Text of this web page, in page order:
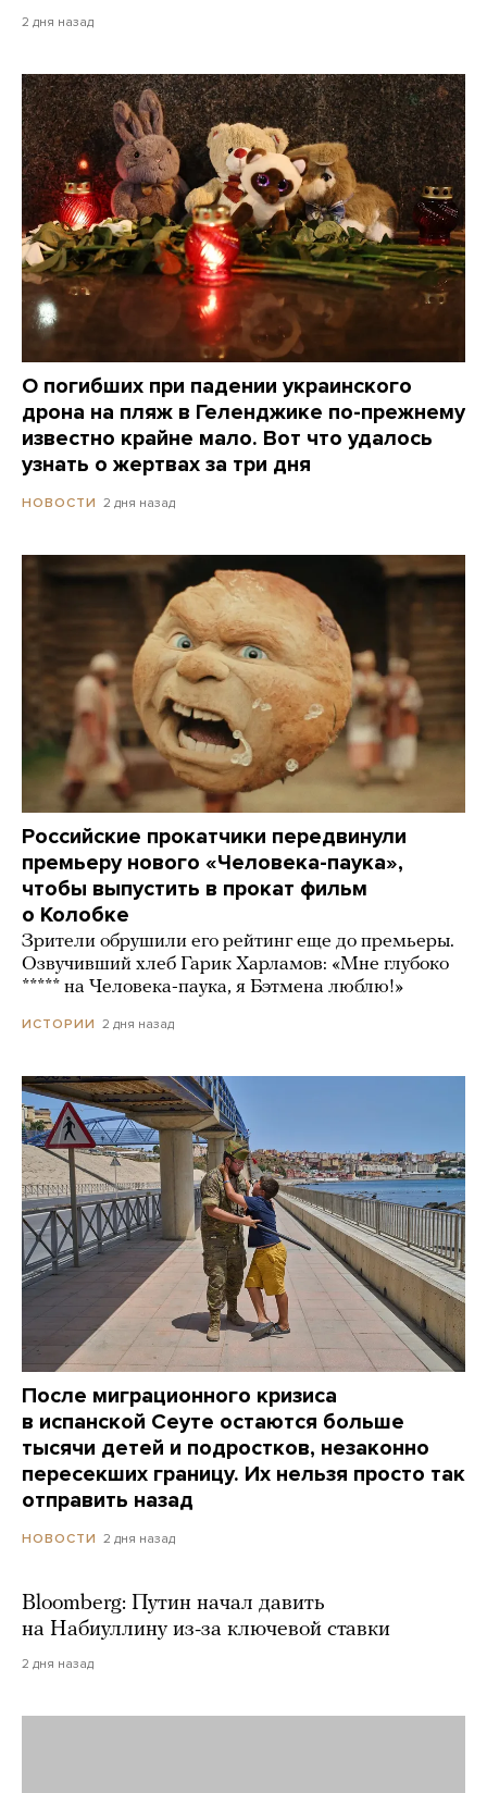
2 дня назад
О погибших при падении украинского
дрона на пляж в Геленджике по-прежнему
известно крайне мало. Вот что удалось
узнать о жертвах за три дня
НОВОСТИ 2 дня назад
Российские прокатчики передвинули
премьеру нового «Человека-паука»,
чтобы выпустить в прокат фильм
о Колобке
Зрители обрушили его рейтинг еще до премьеры.
Озвучивший хлеб Гарик Харламов: «Мне глубоко
***** на Человека-паука, я Бэтмена люблю!»
ИСТОРИИ 2 дня назад
После миграционного кризиса
в испанской Сеуте остаются больше
тысячи детей и подростков, незаконно
пересекших границу. Их нельзя просто так
отправить назад
НОВОСТИ 2 дня назад
Bloomberg: Путин начал давить
на Набиуллину из-за ключевой ставки
2 дня назад